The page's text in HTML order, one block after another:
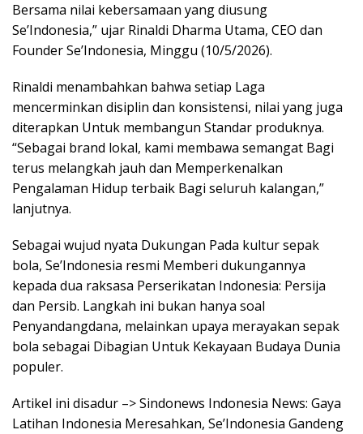
Bersama nilai kebersamaan yang diusung
Se’Indonesia,” ujar Rinaldi Dharma Utama, CEO dan
Founder Se’Indonesia, Minggu (10/5/2026).
Rinaldi menambahkan bahwa setiap Laga
mencerminkan disiplin dan konsistensi, nilai yang juga
diterapkan Untuk membangun Standar produknya.
“Sebagai brand lokal, kami membawa semangat Bagi
terus melangkah jauh dan Memperkenalkan
Pengalaman Hidup terbaik Bagi seluruh kalangan,”
lanjutnya.
Sebagai wujud nyata Dukungan Pada kultur sepak
bola, Se’Indonesia resmi Memberi dukungannya
kepada dua raksasa Perserikatan Indonesia: Persija
dan Persib. Langkah ini bukan hanya soal
Penyandangdana, melainkan upaya merayakan sepak
bola sebagai Dibagian Untuk Kekayaan Budaya Dunia
populer.
Artikel ini disadur –> Sindonews Indonesia News: Gaya
Latihan Indonesia Meresahkan, Se’Indonesia Gandeng